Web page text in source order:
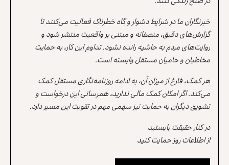
خبرنگاران ما در شرایط دشوار و گاه خطرناک فعالیت می‌کنند تا
گزارش‌های دقیق، منصفانه و مبتنی بر واقعیت منتشر شود و
روایت‌های مردم به حاشیه رانده نشود. تداوم این کار، به حمایت
مخاطبان و حامیان مستقل وابسته است.
هر کمک، فارغ از میزان آن، به ادامه روزنامه‌نگاری مستقل کمک
می‌کند. اگر امکان کمک مالی ندارید، همرسانی این درخواست و
تشویق دیگران به حمایت نیز سهمی مهم در تقویت این مسیر دارد.
در کنار حقیقت بایستید
از اطلاعات روز حمایت کنید